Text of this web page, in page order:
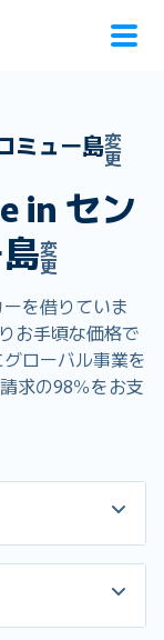
ミュー島変
更
in セン
変
更
を借りていま
お手頃な価格で
ローバル事業を
求の98％をお支